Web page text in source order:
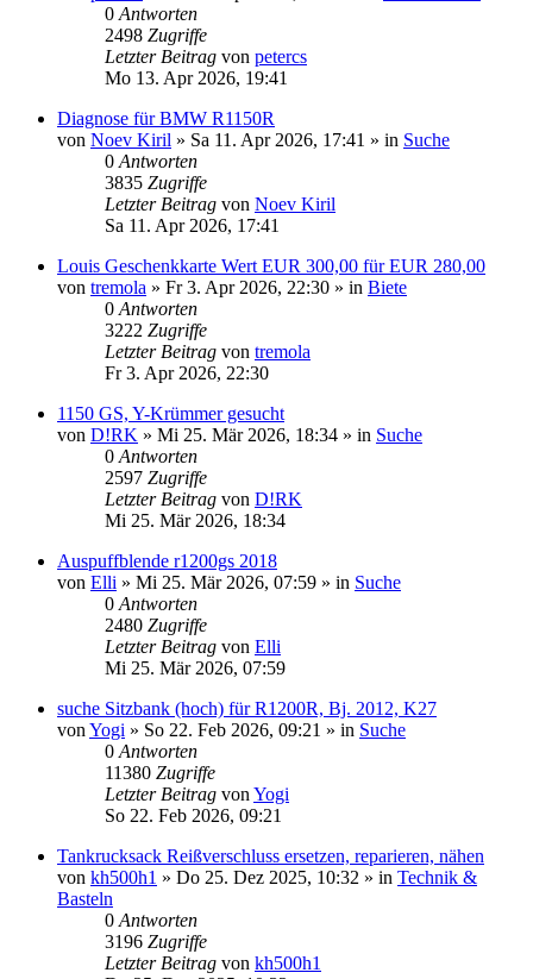
0 Antworten
2498 Zugriffe
Letzter Beitrag von petercs
Mo 13. Apr 2026, 19:41
Diagnose für BMW R1150R
von Noev Kiril » Sa 11. Apr 2026, 17:41 » in Suche
0 Antworten
3835 Zugriffe
Letzter Beitrag von Noev Kiril
Sa 11. Apr 2026, 17:41
Louis Geschenkkarte Wert EUR 300,00 für EUR 280,00
von tremola » Fr 3. Apr 2026, 22:30 » in Biete
0 Antworten
3222 Zugriffe
Letzter Beitrag von tremola
Fr 3. Apr 2026, 22:30
1150 GS, Y-Krümmer gesucht
von D!RK » Mi 25. Mär 2026, 18:34 » in Suche
0 Antworten
2597 Zugriffe
Letzter Beitrag von D!RK
Mi 25. Mär 2026, 18:34
Auspuffblende r1200gs 2018
von Elli » Mi 25. Mär 2026, 07:59 » in Suche
0 Antworten
2480 Zugriffe
Letzter Beitrag von Elli
Mi 25. Mär 2026, 07:59
suche Sitzbank (hoch) für R1200R, Bj. 2012, K27
von Yogi » So 22. Feb 2026, 09:21 » in Suche
0 Antworten
11380 Zugriffe
Letzter Beitrag von Yogi
So 22. Feb 2026, 09:21
Tankrucksack Reißverschluss ersetzen, reparieren, nähen
von kh500h1 » Do 25. Dez 2025, 10:32 » in Technik &
Basteln
0 Antworten
3196 Zugriffe
Letzter Beitrag von kh500h1